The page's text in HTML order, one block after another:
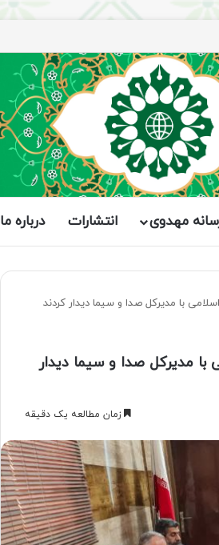
مهدوی انتشارات درباره ما
با مدیرکل صدا و سیما دیدار کردند
مدیرکل صدا و سیما دیدار
زمان مطالعه یک دقیقه